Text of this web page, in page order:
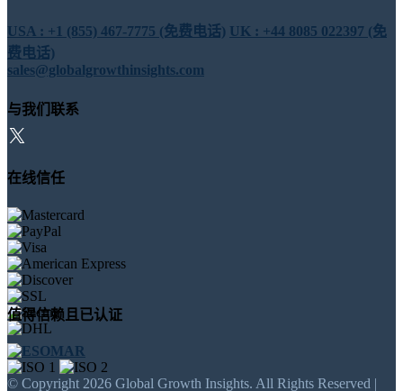
USA : +1 (855) 467-7775 (免费电话) UK : +44 8085 022397 (免
费电话)
sales@globalgrowthinsights.com
与我们联系
在线信任
值得信赖且已认证
© Copyright 2026 Global Growth Insights. All Rights Reserved |